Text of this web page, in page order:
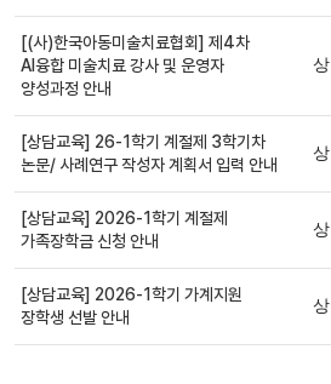
일반
[(사)한국아동미술치료협회] 제4차
AI융합 미술치료 강사 및 운영자
양성과정 안내
일반
[상담교육] 26-1학기 계절제 3학기차
논문/ 사례연구 작성자 계획서 입력 안내
일반
[상담교육] 2026-1학기 계절제
가족장학금 신청 안내
일반
[상담교육] 2026-1학기 가계지원
장학생 선발 안내